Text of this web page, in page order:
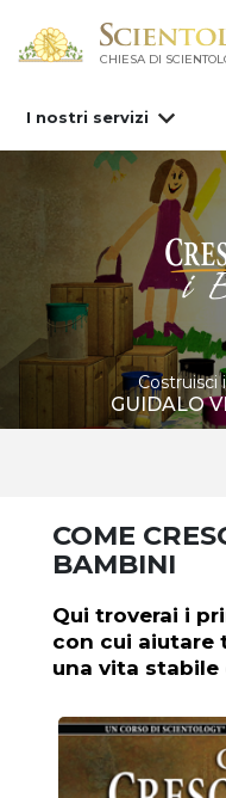
CHIESA DI
I nostri servizi
Costruisci
GUIDALO
COME
BAMBINI
Qui troverai i
con cui aiutare
una vita